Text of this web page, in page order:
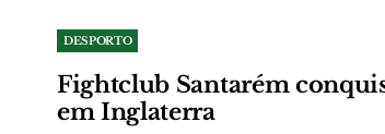
DESPORTO
Fightclub Santarém
em Inglaterra